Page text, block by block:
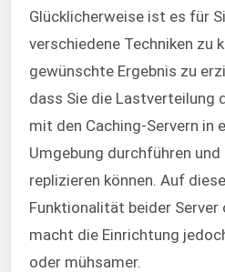
Glücklicherweise ist es für
verschiedene Techniken zu
gewünschte Ergebnis zu
dass Sie die Lastverteilung
mit den Caching-Servern in
Umgebung durchführen und
replizieren können. Auf
Funktionalität beider Server
macht die Einrichtung
oder mühsamer.